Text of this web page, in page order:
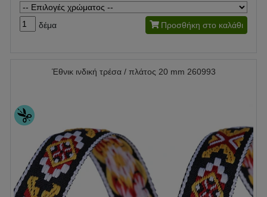
δέμα Προσθήκη στο καλάθι
Έθνικ ινδική τρέσα / πλάτος 20 mm 260993